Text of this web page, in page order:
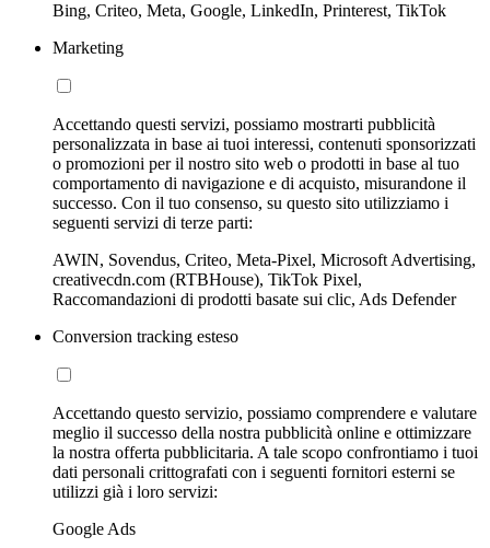
Bing, Criteo, Meta, Google, LinkedIn, Printerest, TikTok
Marketing
Accettando questi servizi, possiamo mostrarti pubblicità
personalizzata in base ai tuoi interessi, contenuti sponsorizzati
o promozioni per il nostro sito web o prodotti in base al tuo
comportamento di navigazione e di acquisto, misurandone il
successo. Con il tuo consenso, su questo sito utilizziamo i
seguenti servizi di terze parti:
AWIN, Sovendus, Criteo, Meta-Pixel, Microsoft Advertising,
creativecdn.com (RTBHouse), TikTok Pixel,
Raccomandazioni di prodotti basate sui clic, Ads Defender
Conversion tracking esteso
Accettando questo servizio, possiamo comprendere e valutare
meglio il successo della nostra pubblicità online e ottimizzare
la nostra offerta pubblicitaria. A tale scopo confrontiamo i tuoi
dati personali crittografati con i seguenti fornitori esterni se
utilizzi già i loro servizi:
Google Ads